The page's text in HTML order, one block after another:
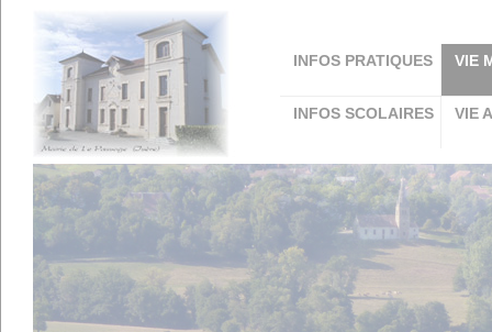
INFOS PRATIQUES VIE
INFOS SCOLAIRES VIE